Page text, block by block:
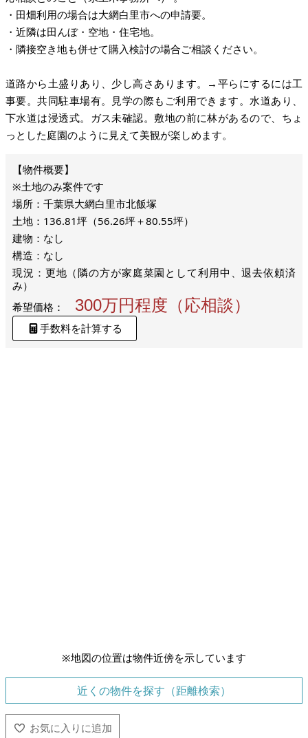
・田畑利用の場合は大網白里市への申請要。
・近隣は田んぼ・空地・住宅地。
・隣接空き地も併せて購入検討の場合ご相談ください。
道路から土盛りあり、少し高さあります。→平らにするには工
事要。共同駐車場有。見学の際もご利用できます。水道あり、
下水道は浸透式。ガス未確認。敷地の前に林があるので、ちょ
っとした庭園のように見えて美観が楽しめます。
※土地のみ案件です
場所：千葉県大網白里市北飯塚
土地：136.81坪（56.26坪＋80.55坪）
建物：なし
構造：なし
現況：更地（隣の方が家庭菜園として利用中、退去依頼済
み）
希望価格：
300万円程度（応相談）
手数料を計算する
※地図の位置は物件近傍を示しています
近くの物件を探す（距離検索）